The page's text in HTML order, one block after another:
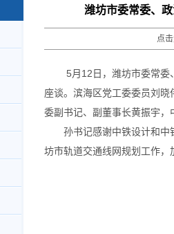
潍坊市委常委、
点
5月12日，潍坊市委常委
座谈。滨海区党工委委员刘
委副书记、副董事长黄振宇
孙书记感谢中铁设计和
坊市轨道交通线网规划工作